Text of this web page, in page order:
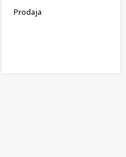
Prodaja